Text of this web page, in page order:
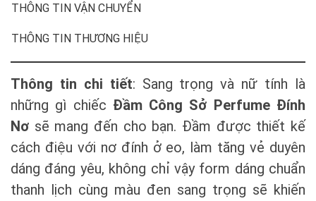
THÔNG TIN VẬN CHUYỂN
THÔNG TIN THƯƠNG HIỆU
Thông tin chi tiết: Sang trọng và nữ tính là
những gì chiếc Đầm Công Sở Perfume Đính
Nơ sẽ mang đến cho bạn. Đầm được thiết kế
cách điệu với nơ đính ở eo, làm tăng vẻ duyên
dáng đáng yêu, không chỉ vậy form dáng chuẩn
thanh lịch cùng màu đen sang trọng sẽ khiến